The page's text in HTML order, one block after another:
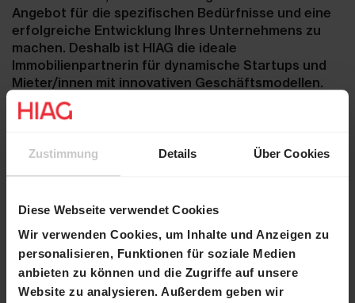
Zustimmung Details Über Cookies
Diese Webseite verwendet Cookies
Wir verwenden Cookies, um Inhalte und Anzeigen zu
personalisieren, Funktionen für soziale Medien
anbieten zu können und die Zugriffe auf unsere
Website zu analysieren. Außerdem geben wir
Angebot für die spezifischen Bedürfnisse und eine
erfolgreiche Entwicklung Ihres Unternehmens zu
machen. Deshalb ist HIAG die ideale
Immobilienpartnerin für dynamische Startups und
Mieter/innen mit innovativen Geschäftsmodellen.
Auch dann, wenn in kurzer Zeit mehrere Standorte
gesucht werden oder spezielle Anforderungen
Direktkontakt